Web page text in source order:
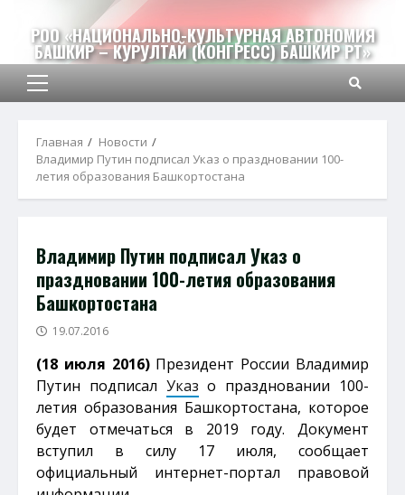
содержимому
РОО «НАЦИОНАЛЬНО-КУЛЬТУРНАЯ АВТОНОМИЯ
БАШКИР – КУРУЛТАЙ (КОНГРЕСС) БАШКИР РТ»
Основное
Главная
Новости
Владимир Путин подписал Указ о праздновании 100-
летия образования Башкортостана
Владимир Путин подписал Указ о
праздновании 100-летия образования
Башкортостана
19.07.2016
(18 июля 2016)Президент России Владимир
Путин подписал Указ о праздновании 100-
летия образования Башкортостана, которое
будет отмечаться в 2019 году. Документ
вступил в силу 17 июля, сообщает
официальный интернет-портал правовой